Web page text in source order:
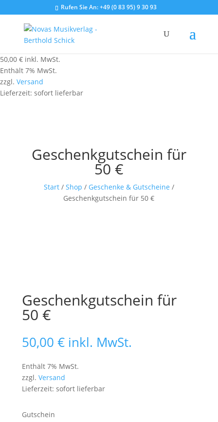
Rufen Sie An:+49 (0 83 95) 9 30 93
50,00 € inkl. MwSt.
Enthält 7% MwSt.
zzgl. Versand
Lieferzeit: sofort lieferbar
Geschenkgutschein für
50 €
Start/ Shop / Geschenke & Gutscheine /
Geschenkgutschein für 50 €
Geschenkgutschein für
50 €
50,00 € inkl. MwSt.
Enthält 7% MwSt.
zzgl. Versand
Lieferzeit: sofort lieferbar
Gutschein